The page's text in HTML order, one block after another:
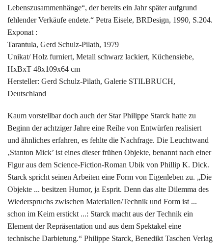
Lebenszusammenhänge“, der bereits ein Jahr später aufgrund
fehlender Verkäufe endete.“ Petra Eisele, BRDesign, 1990, S.204.
Exponat :
Tarantula, Gerd Schulz-Pilath, 1979
Unikat/ Holz furniert, Metall schwarz lackiert, Küchensiebe,
HxBxT 48x109x64 cm
Hersteller: Gerd Schulz-Pilath, Galerie STILBRUCH,
Deutschland
Kaum vorstellbar doch auch der Star Philippe Starck hatte zu
Beginn der achtziger Jahre eine Reihe von Entwürfen realisiert
und ähnliches erfahren, es fehlte die Nachfrage. Die Leuchtwand
‚Stanton Mick’ ist eines dieser frühen Objekte, benannt nach einer
Figur aus dem Science-Fiction-Roman Ubik von Phillip K. Dick.
Starck spricht seinen Arbeiten eine Form von Eigenleben zu. „Die
Objekte ... besitzen Humor, ja Esprit. Denn das alte Dilemma des
Wiederspruchs zwischen Materialien/Technik und Form ist ...
schon im Keim erstickt ...: Starck macht aus der Technik ein
Element der Repräsentation und aus dem Spektakel eine
technische Darbietung.“ Philippe Starck, Benedikt Taschen Verlag